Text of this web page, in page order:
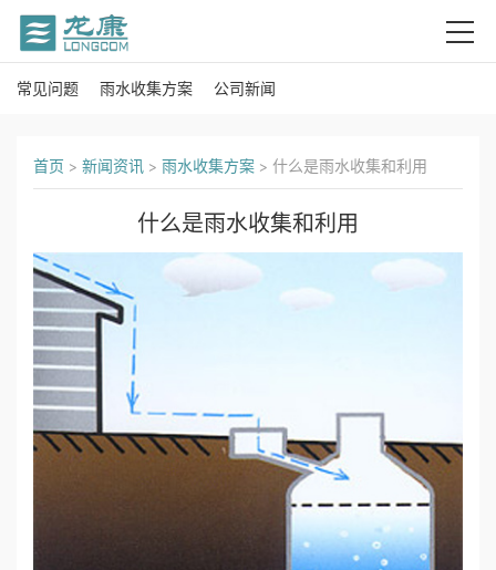
首
关
我
们
产
品
常见问题 雨水收集方案 公司新闻
首页 > 新闻资讯 > 雨水收集方案 > 什么是雨水收集和利用
什么是雨水收集和利用